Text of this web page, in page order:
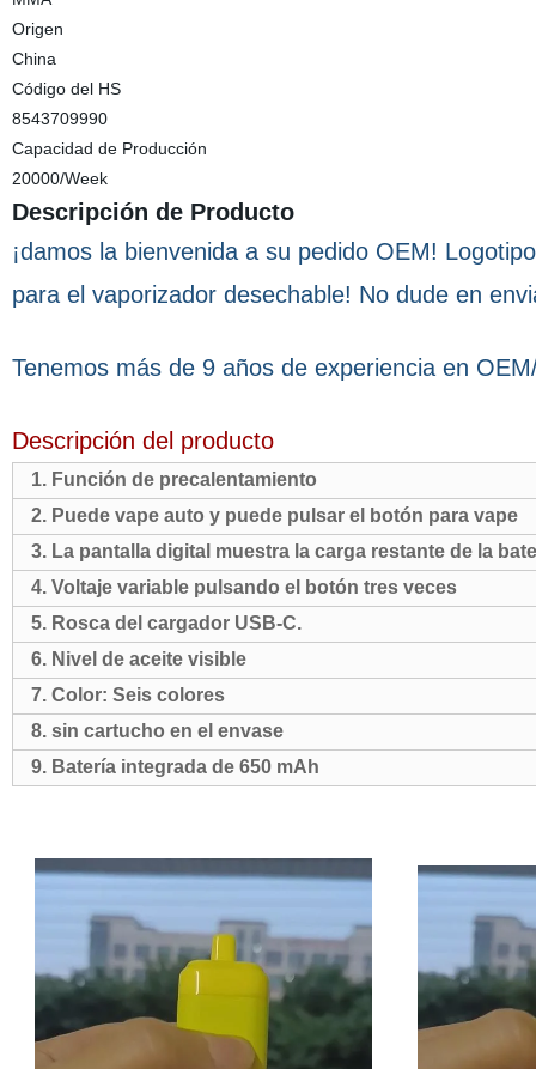
Origen
China
Código del HS
8543709990
Capacidad de Producción
20000/Week
Descripción de Producto
¡damos la bienvenida a su pedido OEM!
para el vaporizador desechable! No dude en
Tenemos más de 9 años de experiencia en
Descripción del producto
1. Función de precalentamiento
2. Puede vape auto y puede pulsar el botón para vape
3. La pantalla digital muestra la carga restante de la
4. Voltaje variable pulsando el botón tres veces
5. Rosca del cargador USB-C.
6. Nivel de aceite visible
7. Color: Seis colores
8. sin cartucho en el envase
9. Batería integrada de 650 mAh